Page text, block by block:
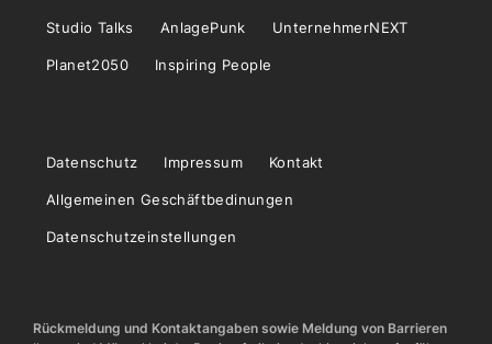
Studio Talks AnlagePunk UnternehmerNEXT
Planet2050 Inspiring People
Datenschutz Impressum Kontakt
Allgemeinen Geschäftbedinungen
Datenschutzeinstellungen
Rückmeldung und Kontaktangaben sowie Meldung von Barrieren